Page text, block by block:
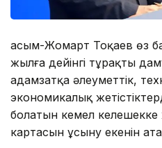
Қасым-Жомарт Тоқаев өз
жылға дейінгі тұрақты
адамзатқа әлеуметтік,
экономикалық
болатын кемел
картасын ұсыну екенін